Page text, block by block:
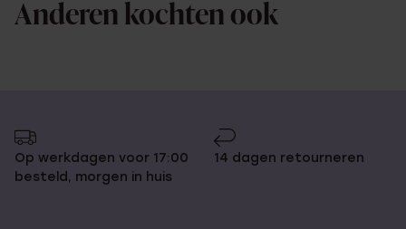
Anderen kochten ook
Op werkdagen voor 17:00
besteld, morgen in huis
14 dagen retourneren